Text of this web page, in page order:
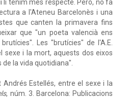
li tenim més respecte. Però, no fa
a l'Ateneu Barcelonès i una
que canten la primavera fins
que "un poeta valencià ens
Les "brutícies" de l'A.E.
sexe i la mort, aquests dos eixos
la vida quotidiana".
Andrés Estellés, entre el sexe i la
, núm. 3. Barcelona: Publicacions